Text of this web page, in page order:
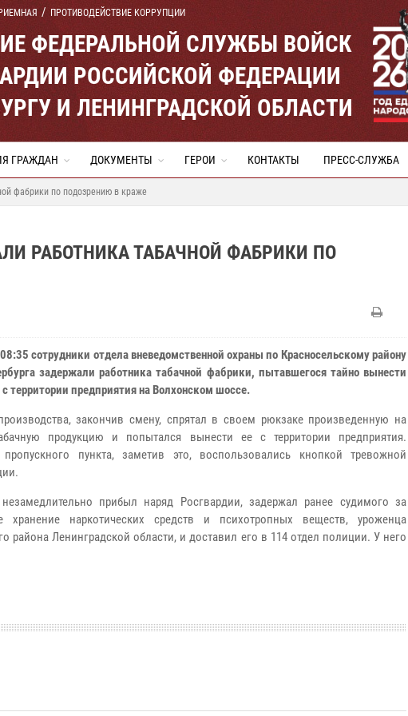
ПРОТИВОДЕЙСТВИЕ КОРРУПЦИИ
ФЕДЕРАЛЬНОЙ СЛУЖБЫ ВОЙСК
РОССИЙСКОЙ ФЕДЕРАЦИИ
И ЛЕНИНГРАДСКОЙ ОБЛАСТИ
ГРАЖДАН ДОКУМЕНТЫ ГЕРОИ КОНТАКТЫ ПРЕСС-СЛУЖБА
фабрики по подозрению в краже
РАБОТНИКА ТАБАЧНОЙ ФАБРИКИ ПО
сотрудники отдела вневедомственной охраны по Красносельскому району
задержали работника табачной фабрики, пытавшегося тайно вынести
территории предприятия на Волхонском шоссе.
закончив смену, спрятал в своем рюкзаке произведенную на
продукцию и попытался вынести ее с территории предприятия.
пропускного пункта, заметив это, воспользовались кнопкой тревожной
прибыл наряд Росгвардии, задержал ранее судимого за
хранение наркотических средств и психотропных веществ, уроженца
района Ленинградской области, и доставил его в 114 отдел полиции. У него